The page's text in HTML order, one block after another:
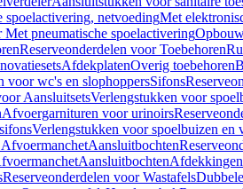
spoelactivering, netvoedingMet
Met pneumatische spoelactivering
Reserveonderdelen voor Toebehoren
AfdekplatenOverig toebehoren
voor wc's en slophoppersSifons
AansluitsetsVerlengstukken voor
Afvoergarnituren voor urinoirs
Verlengstukken voor spoelbuizen en
Aansluitbochten
AansluitbochtenAfdekkingen
Reserveonderdelen voor Wastafels